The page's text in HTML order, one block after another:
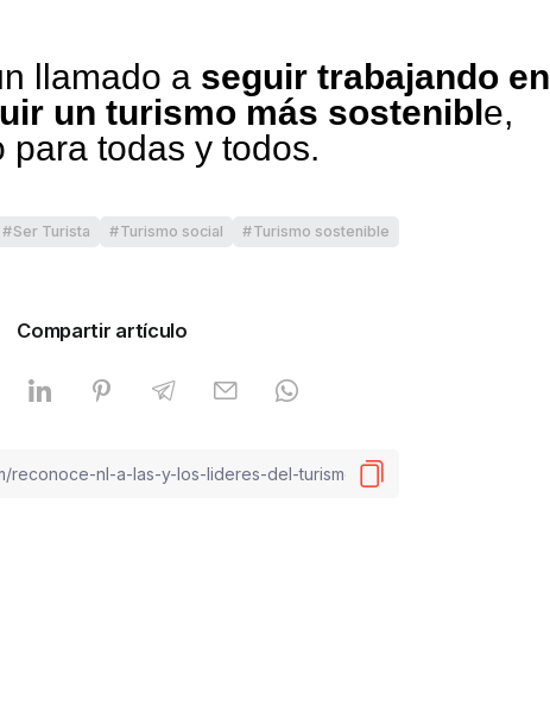
llamado a seguir trabajando en
un turismo más sostenible,
para todas y todos.
Ser Turista Turismo social Turismo sostenible
Compartir artículo